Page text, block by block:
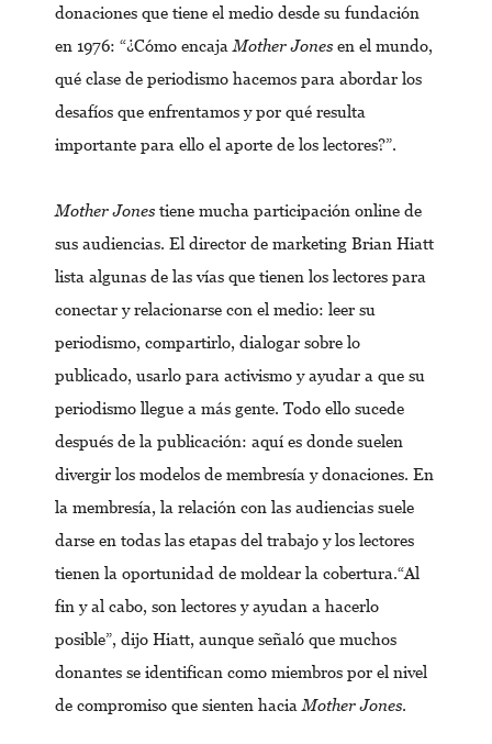
donaciones que tiene el medio desde su fundación
en 1976: “¿Cómo encaja Mother Jones en el mundo,
qué clase de periodismo hacemos para abordar los
desafíos que enfrentamos y por qué resulta
importante para ello el aporte de los lectores?”.
Mother Jones tiene mucha participación online de
sus audiencias. El director de marketing Brian Hiatt
lista algunas de las vías que tienen los lectores para
conectar y relacionarse con el medio: leer su
periodismo, compartirlo, dialogar sobre lo
publicado, usarlo para activismo y ayudar a que su
periodismo llegue a más gente. Todo ello sucede
después de la publicación: aquí es donde suelen
divergir los modelos de membresía y donaciones. En
la membresía, la relación con las audiencias suele
darse en todas las etapas del trabajo y los lectores
tienen la oportunidad de moldear la cobertura.“Al
fin y al cabo, son lectores y ayudan a hacerlo
posible”, dijo Hiatt, aunque señaló que muchos
donantes se identifican como miembros por el nivel
de compromiso que sienten hacia Mother Jones.